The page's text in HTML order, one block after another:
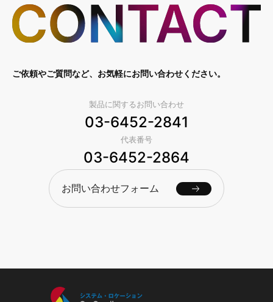
ご依頼やご質問など、お気軽にお問い合わせください。
製品に関するお問い合わせ
03-6452-2841
代表番号
03-6452-2864
お問い合わせフォーム